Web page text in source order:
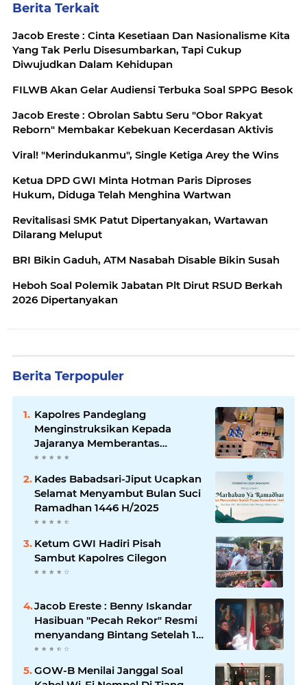
Berita Terkait
Jacob Ereste : Cinta Kesetiaan Dan Nasionalisme Kita
Yang Tak Perlu Disesumbarkan, Tapi Cukup
Diwujudkan Dalam Kehidupan
FILWB Akan Gelar Audiensi Terbuka Soal SPPG Besok
Jacob Ereste : Obrolan Sabtu Seru "Obor Rakyat
Reborn" Membakar Kebekuan Kecerdasan Aktivis
Viral! "Merindukanmu", Single Ketiga Arey the Wins
Ketua DPD GWI Minta Hotman Paris Diproses
Hukum, Diduga Telah Menghina Wartwan
Revitalisasi SMK Patut Dipertanyakan, Wartawan
Dilarang Meluput
BRI Bikin Gaduh, ATM Nasabah Disable Bikin Susah
Heboh Soal Polemik Jabatan Plt Dirut RSUD Berkah
2026 Dipertanyakan
Berita Terpopuler
Kapolres Pandeglang
Menginstruksikan Kepada
Jajaranya Memberantas
Peredaran Miras
Kades Babadsari-Jiput Ucapkan
Selamat Menyambut Bulan Suci
Ramadhan 1446 H/2025
Ketum GWI Hadiri Pisah
Sambut Kapolres Cilegon
Jacob Ereste : Benny Iskandar
Hasibuan "Pecah Rekor" Resmi
menyandang Bintang Setelah 14
Tahun Ngejokrok Berpangjat
GOW-B Menilai Janggal Soal